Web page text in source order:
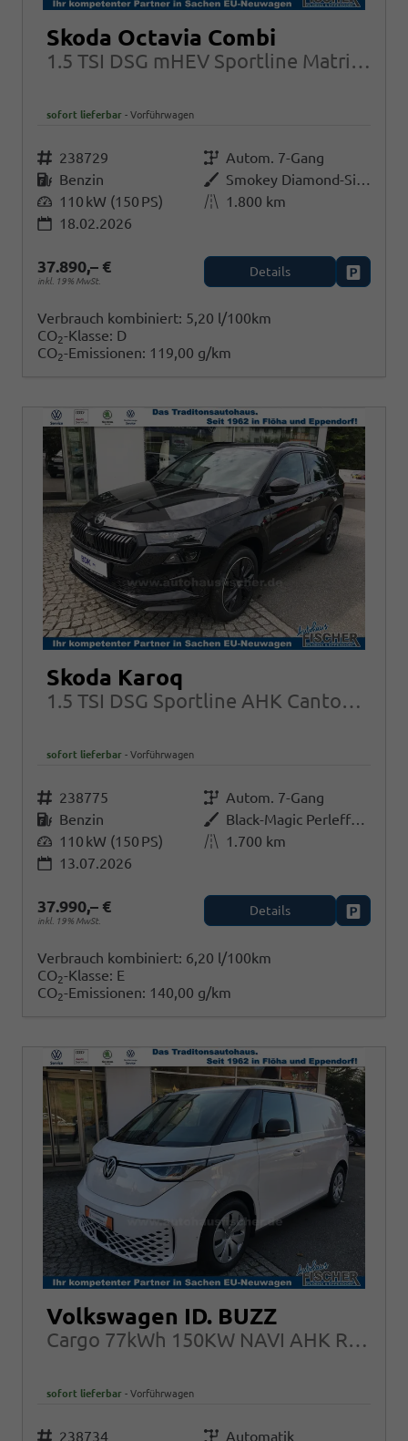
Skoda Octavia Combi
1.5 TSI DSG mHEV Sportline Matrix-LED beh.WSS AHK
sofort lieferbar Vorführwagen
Fahrzeugnr. 238729 GetriebeAutom. 7-Gang
KraftstoffBenzin Außenfarbe
Smokey Diamond-Silber Metallic
Leistung 110 kW (150 PS) Kilometerstand 1.800 km
18.02.2026
37.890,– €
inkl. 19% MwSt.
Details
Verbrauch kombiniert: 5,20 l/100km
CO2-Klasse: D
CO2-Emissionen: 119,00 g/km
Skoda Karoq
1.5 TSI DSG Sportline AHK Canton AreaView Navi behWSS
sofort lieferbar Vorführwagen
Fahrzeugnr. 238775 GetriebeAutom. 7-Gang
KraftstoffBenzin Außenfarbe
Black-Magic Perleffekt
Leistung 110 kW (150 PS) Kilometerstand 1.700 km
13.07.2026
37.990,– €
inkl. 19% MwSt.
Details
Verbrauch kombiniert: 6,20 l/100km
CO2-Klasse: E
CO2-Emissionen: 140,00 g/km
Volkswagen ID. BUZZ
Cargo 77kWh 150KW NAVI AHK RFK PLA
sofort lieferbar Vorführwagen
Fahrzeugnr. 238734 GetriebeAutomatik